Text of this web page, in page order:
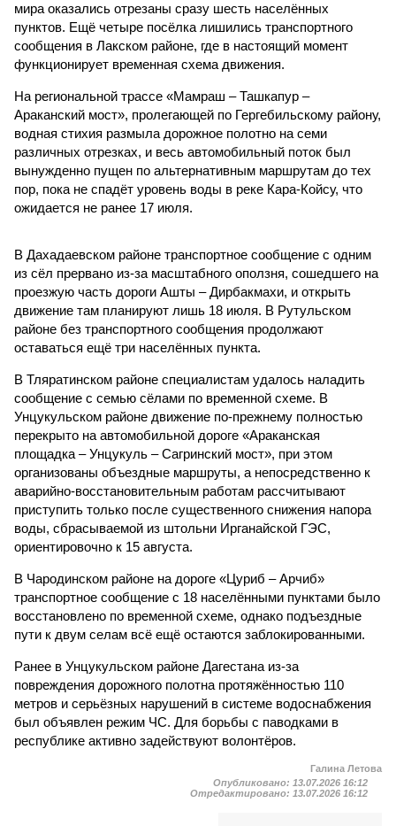
мира оказались отрезаны сразу шесть населённых
пунктов. Ещё четыре посёлка лишились транспортного
сообщения в Лакском районе, где в настоящий момент
функционирует временная схема движения.
На региональной трассе «Мамраш – Ташкапур –
Араканский мост», пролегающей по Гергебильскому району,
водная стихия размыла дорожное полотно на семи
различных отрезках, и весь автомобильный поток был
вынужденно пущен по альтернативным маршрутам до тех
пор, пока не спадёт уровень воды в реке Кара-Койсу, что
ожидается не ранее 17 июля.
В Дахадаевском районе транспортное сообщение с одним
из сёл прервано из-за масштабного оползня, сошедшего на
проезжую часть дороги Ашты – Дирбакмахи, и открыть
движение там планируют лишь 18 июля. В Рутульском
районе без транспортного сообщения продолжают
оставаться ещё три населённых пункта.
В Тляратинском районе специалистам удалось наладить
сообщение с семью сёлами по временной схеме. В
Унцукульском районе движение по-прежнему полностью
перекрыто на автомобильной дороге «Араканская
площадка – Унцукуль – Сагринский мост», при этом
организованы объездные маршруты, а непосредственно к
аварийно-восстановительным работам рассчитывают
приступить только после существенного снижения напора
воды, сбрасываемой из штольни Ирганайской ГЭС,
ориентировочно к 15 августа.
В Чародинском районе на дороге «Цуриб – Арчиб»
транспортное сообщение с 18 населёнными пунктами было
восстановлено по временной схеме, однако подъездные
пути к двум селам всё ещё остаются заблокированными.
Ранее в Унцукульском районе Дагестана из-за
повреждения дорожного полотна протяжённостью 110
метров и серьёзных нарушений в системе водоснабжения
был объявлен режим ЧС. Для борьбы с паводками в
республике активно задействуют волонтёров.
Галина Летова
Опубликовано: 13.07.2026 16:12
Отредактировано: 13.07.2026 16:12